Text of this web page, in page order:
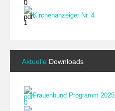
Kirchenanzeiger Nr. 4
Aktuelle Downloads
Frauenbund Programm 2025